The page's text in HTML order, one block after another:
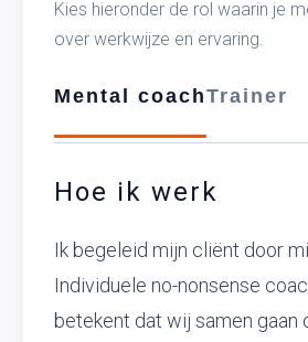
Kies hieronder de rol waarin je
over werkwijze en ervaring.
Mental coachTrainer
Hoe ik werk
Ik begeleid mijn cliënt door
Individuele no-nonsense
betekent dat wij samen gaan